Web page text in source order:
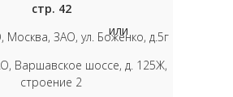
стр. 42
Москва, ЗАО, ул. Боженко, д.5г
Варшавское шоссе, д. 125Ж,
строение 2
или